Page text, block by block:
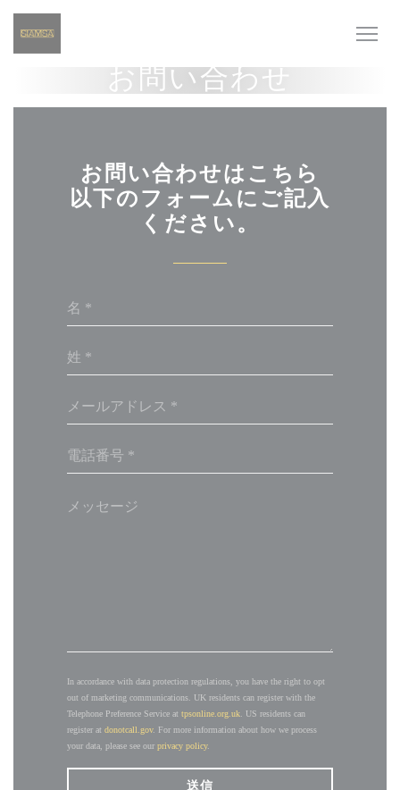
クッキー利用の管理について
お問い合わせ
お問い合わせはこちら
以下のフォームにご記入
ください。
In accordance with data protection regulations, you have the right to opt
out of marketing communications. UK residents can register with the
Telephone Preference Service at tpsonline.org.uk . US residents can
register at donotcall.gov. For more information about how we process
your data, please see our privacy policy.